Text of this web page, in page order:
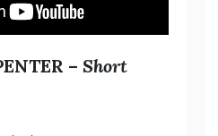
– Short